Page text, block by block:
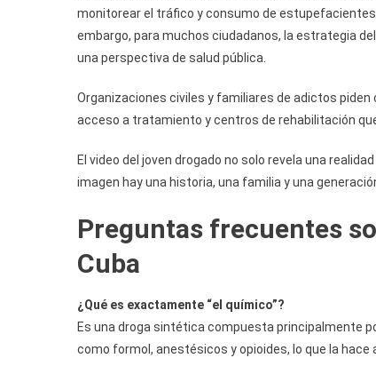
monitorear el tráfico y consumo de
embargo, para muchos ciudadanos, la estrategia
una perspectiva de salud pública.
Organizaciones civiles y familiares de adictos
acceso a tratamiento y centros de rehabilitación
El video del joven drogado no solo revela una
imagen hay una historia, una familia y una
Preguntas frecuentes
Cuba
¿Qué es exactamente “el químico”?
Es una droga sintética compuesta principalmente
como formol, anestésicos y opioides, lo que la